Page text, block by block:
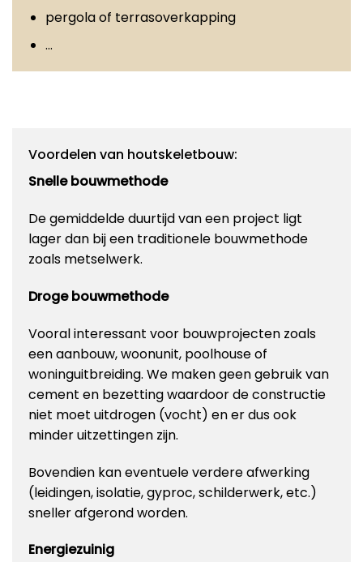
pergola of terrasoverkapping
…
Voordelen van houtskeletbouw:
Snelle bouwmethode
De gemiddelde duurtijd van een project ligt
lager dan bij een traditionele bouwmethode
zoals metselwerk.
Droge bouwmethode
Vooral interessant voor bouwprojecten zoals
een aanbouw, woonunit, poolhouse of
woninguitbreiding. We maken geen gebruik van
cement en bezetting waardoor de constructie
niet moet uitdrogen (vocht) en er dus ook
minder uitzettingen zijn.
Bovendien kan eventuele verdere afwerking
(leidingen, isolatie, gyproc, schilderwerk, etc.)
sneller afgerond worden.
Energiezuinig